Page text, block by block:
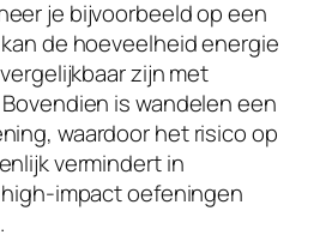
je bijvoorbeeld op een
de hoeveelheid energie
zijn met
is wandelen een
waardoor het risico op
vermindert in
impact oefeningen